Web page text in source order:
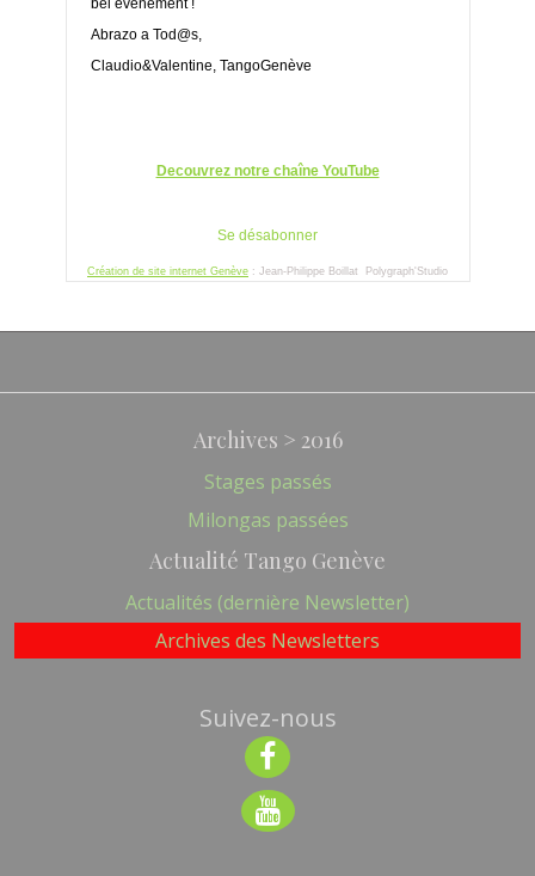
Archives > 2016
Stages passés
Milongas passées
Actualité Tango Genève
Actualités (dernière Newsletter)
Archives des Newsletters
Suivez-nous